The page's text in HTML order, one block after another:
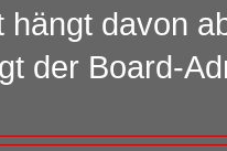
hängt davon
der Board-